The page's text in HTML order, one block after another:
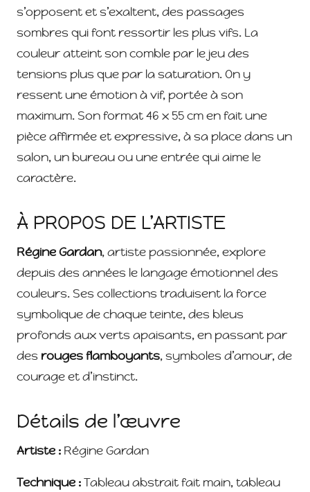
s’opposent et s’exaltent, des passages
sombres qui font ressortir les plus vifs. La
couleur atteint son comble par le jeu des
tensions plus que par la saturation. On y
ressent une émotion à vif, portée à son
maximum. Son format 46 x 55 cm en fait une
pièce affirmée et expressive, à sa place dans un
salon, un bureau ou une entrée qui aime le
caractère.
À PROPOS DE L’ARTISTE
Régine Gardan, artiste passionnée, explore
depuis des années le langage émotionnel des
couleurs. Ses collections traduisent la force
symbolique de chaque teinte, des bleus
profonds aux verts apaisants, en passant par
des rouges flamboyants, symboles d’amour, de
courage et d’instinct.
Détails de l’œuvre
Artiste : Régine Gardan
Technique :Tableau abstrait fait main, tableau